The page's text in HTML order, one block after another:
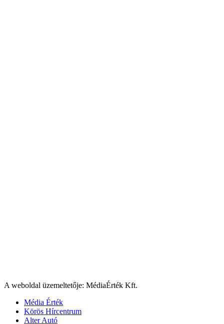
A weboldal üzemeltetője: MédiaÉrték Kft.
Média Érték
Körös Hírcentrum
Alter Autó